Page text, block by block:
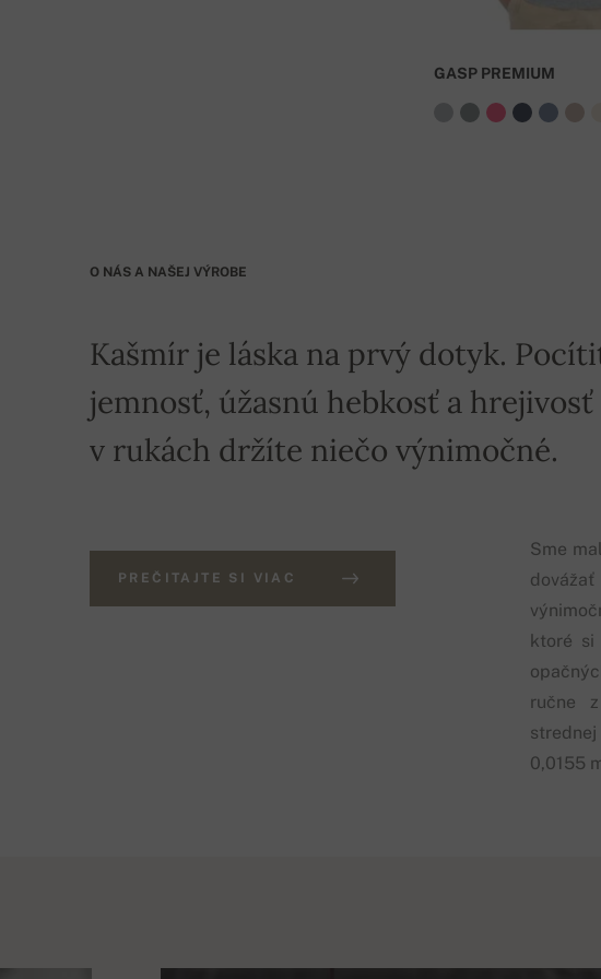
GASP PREMIUM
O NÁS A NAŠEJ VÝROBE
Kašmír je láska na prvý dotyk.
jemnosť, úžasnú hebkosť a
v rukách držíte niečo výnimočné.
Sme
ktoré si
ručne
0,0155
PREČITAJTE SI VIAC